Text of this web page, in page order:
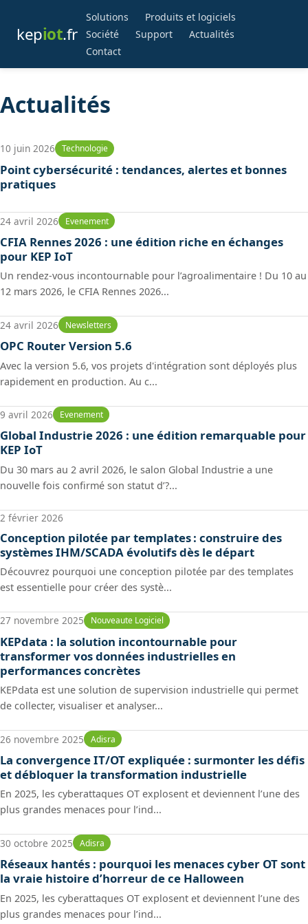
kepiot.fr
Solutions
Produits et logiciels
Société
Support
Actualités
Contact
Actualités
10 juin 2026 Technologie
Point cybersécurité : tendances, alertes et bonnes
pratiques
24 avril 2026 Evenement
CFIA Rennes 2026 : une édition riche en échanges
pour KEP IoT
Un rendez-vous incontournable pour l’agroalimentaire ! Du 10 au
12 mars 2026, le CFIA Rennes 2026...
24 avril 2026 Newsletters
OPC Router Version 5.6
Avec la version 5.6, vos projets d'intégration sont déployés plus
rapidement en production. Au c...
9 avril 2026 Evenement
Global Industrie 2026 : une édition remarquable pour
KEP IoT
Du 30 mars au 2 avril 2026, le salon Global Industrie a une
nouvelle fois confirmé son statut d’?...
2 février 2026
Conception pilotée par templates : construire des
systèmes IHM/SCADA évolutifs dès le départ
Découvrez pourquoi une conception pilotée par des templates
est essentielle pour créer des systè...
27 novembre 2025 Nouveaute Logiciel
KEPdata : la solution incontournable pour
transformer vos données industrielles en
performances concrètes
KEPdata est une solution de supervision industrielle qui permet
de collecter, visualiser et analyser...
26 novembre 2025 Adisra
La convergence IT/OT expliquée : surmonter les défis
et débloquer la transformation industrielle
En 2025, les cyberattaques OT explosent et deviennent l’une des
plus grandes menaces pour l’ind...
30 octobre 2025 Adisra
Réseaux hantés : pourquoi les menaces cyber OT sont
la vraie histoire d’horreur de ce Halloween
En 2025, les cyberattaques OT explosent et deviennent l’une des
plus grandes menaces pour l’ind...